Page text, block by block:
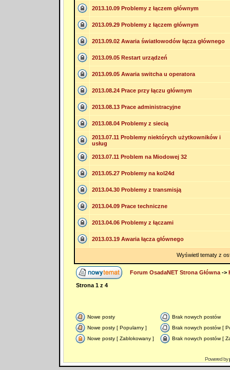
2013.10.09 Problemy z łączem głównym
2013.09.29 Problemy z łączem głównym
2013.09.02 Awaria światłowodów łącza głównego
2013.09.05 Restart urządzeń
2013.09.05 Awaria switcha u operatora
2013.08.24 Prace przy łączu głównym
2013.08.13 Prace administracyjne
2013.08.04 Problemy z siecią
2013.07.11 Problemy niektórych użytkowników i
usług
2013.07.11 Problem na Miodowej 32
2013.05.27 Problemy na kol24d
2013.04.30 Problemy z transmisją
2013.04.09 Prace techniczne
2013.04.06 Problemy z łączami
2013.03.19 Awaria łącza głównego
Wyświetl tematy z
Forum OsadaNET Strona Główna->
Strona 1z 4
Nowe posty
Brak nowych postów
Nowe posty [ Popularny ]
Brak nowych postów [
Nowe posty [ Zablokowany ]
Brak nowych postów [
Powered by